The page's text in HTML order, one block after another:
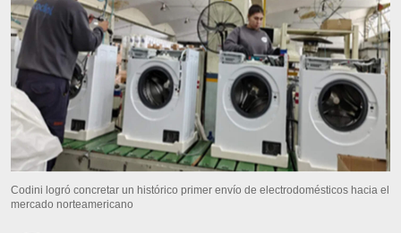
Codini logró concretar un histórico primer envío de electrodomésticos hacia el
mercado norteamericano